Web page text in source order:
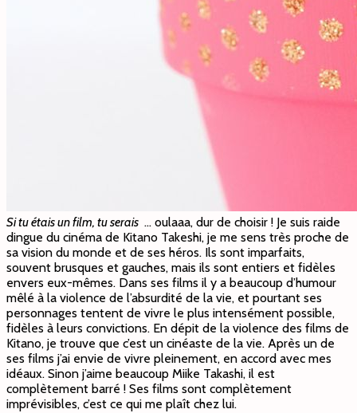
Si tu étais un film, tu serais … oulaaa, dur de choisir ! Je suis raide
dingue du cinéma de Kitano Takeshi, je me sens très proche de
sa vision du monde et de ses héros. Ils sont imparfaits,
souvent brusques et gauches, mais ils sont entiers et fidèles
envers eux-mêmes. Dans ses films il y a beaucoup d’humour
mêlé à la violence de l’absurdité de la vie, et pourtant ses
personnages tentent de vivre le plus intensément possible,
fidèles à leurs convictions. En dépit de la violence des films de
Kitano, je trouve que c’est un cinéaste de la vie. Après un de
ses films j’ai envie de vivre pleinement, en accord avec mes
idéaux. Sinon j’aime beaucoup Miike Takashi, il est
complètement barré ! Ses films sont complètement
imprévisibles, c’est ce qui me plaît chez lui.